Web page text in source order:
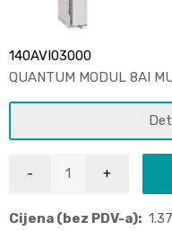
140AVI03000
QUANTUM MODUL 8AI
Cijena (bez PDV-a):